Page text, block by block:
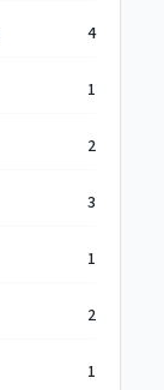
4
1
2
3
1
2
1